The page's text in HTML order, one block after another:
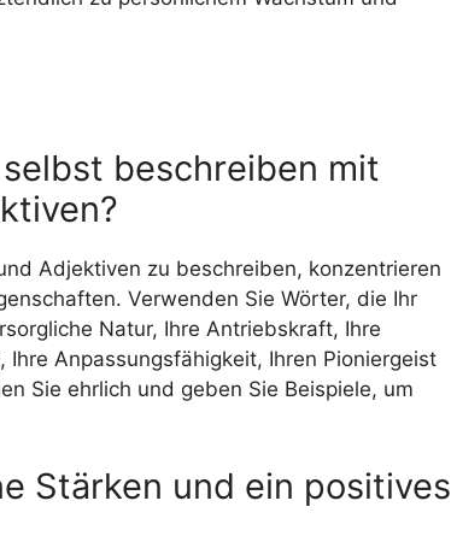
beschreiben mit
Adjektiven zu beschreiben, konzentrieren
Verwenden Sie Wörter, die Ihr
Natur, Ihre Antriebskraft, Ihre
Anpassungsfähigkeit, Ihren Pioniergeist
Sie ehrlich und geben Sie Beispiele, um
Stärken und ein positives